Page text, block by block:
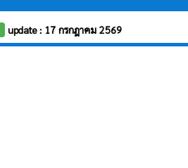
update : 17 กรกฎาคม 2569